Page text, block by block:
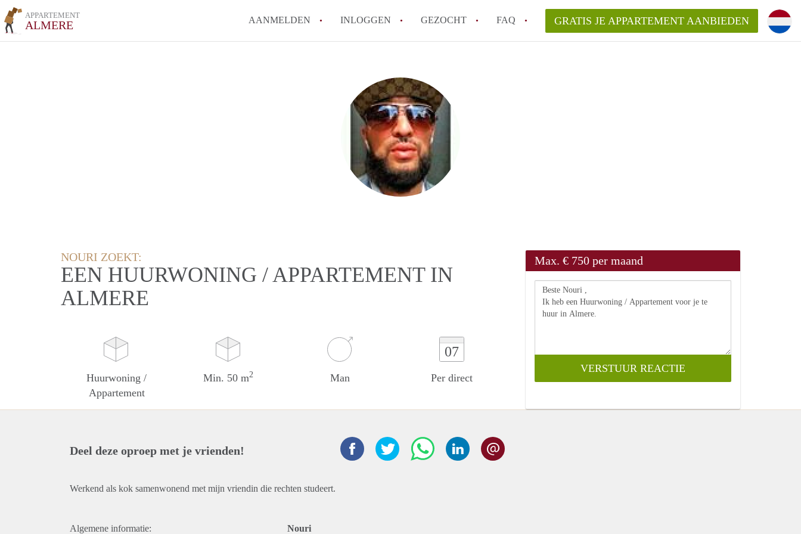
APPARTEMENT
ALMERE AANMELDEN INLOGGEN GEZOCHT FAQ
How to translate AppartementAlmere!
Wat is AppartementAlmere?
Hoeveel kost het om te reageren op een Appartement in Almere?
Wat is de privacyverklaring van AppartementAlmere?
Berekent AppartementAlmere
makelaarsvergoeding/bemiddelingsvergoeding?
Alle veelgestelde vragen
GRATIS JE APPARTEMENT AANBIEDEN
NOURI ZOEKT:
EEN HUURWONING / APPARTEMENT IN
ALMERE
Huurwoning /
Appartement
Min. 50 m2 Man
07
Per direct
Max. € 750 per maand
Deel deze oproep met je vrienden!
Werkend als kok samenwonend met mijn vriendin die rechten studeert.
Algemene informatie: Nouri